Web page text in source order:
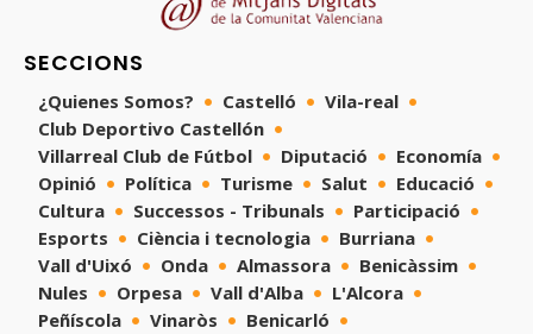
SECCIONS
¿Quienes Somos? Castelló
Vila-real
Club Deportivo Castellón
Villarreal Club de Fútbol
Diputació
Economía
Opinió
Política Turisme Salut
Educació
Cultura
Successos - Tribunals
Participació
Esports
Ciència i tecnologia
Burriana
Vall d'Uixó
Onda Almassora
Benicàssim
Nules
Orpesa Vall d'Alba
L'Alcora
Peñíscola
Vinaròs
Benicarló